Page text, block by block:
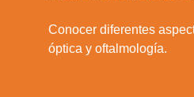
Conocer diferentes
óptica y oftalmología.